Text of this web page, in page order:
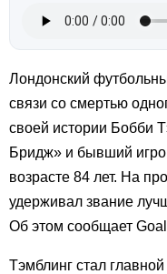
Лондонский
связи со смертью
своей истории Бобби
Бридж» и бывший
возрасте 84 лет. На
удерживал звание
Об этом сообщает
Тэмблинг стал